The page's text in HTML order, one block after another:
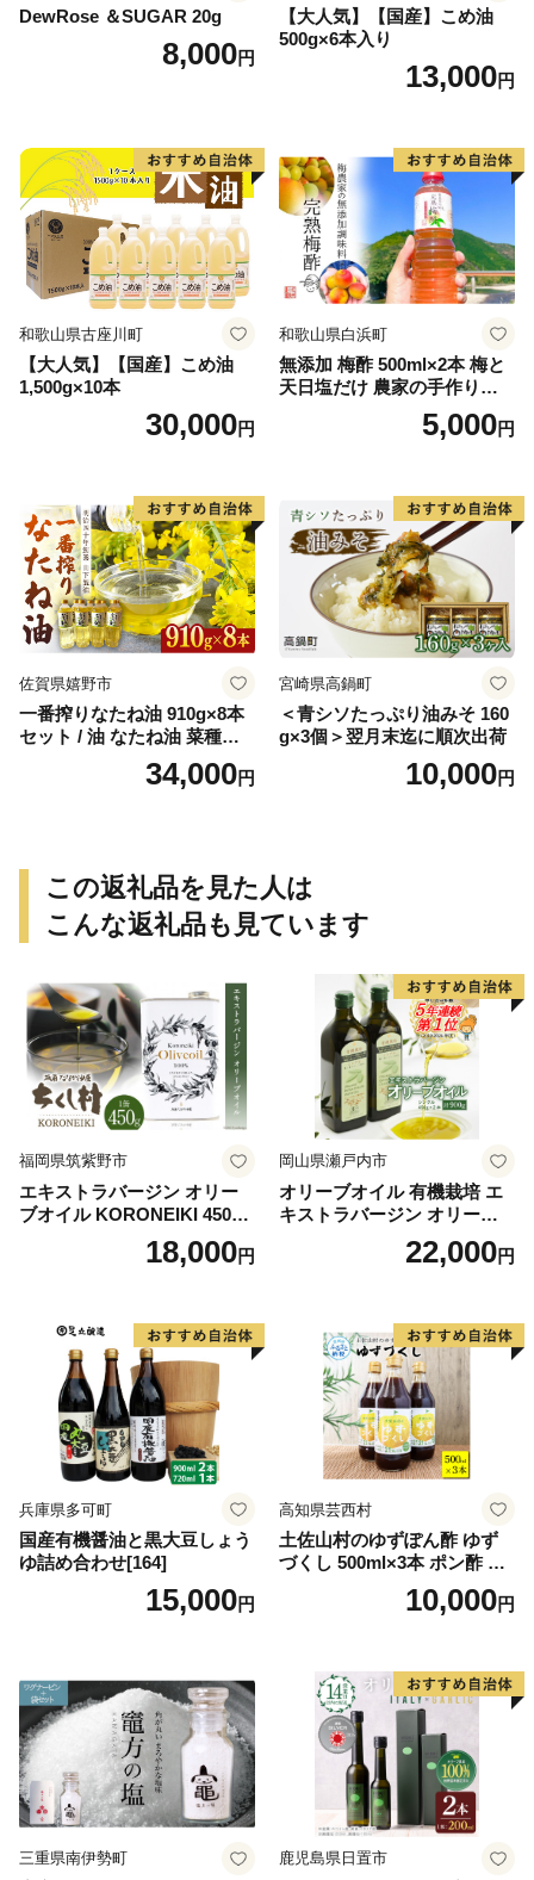
DewRose ＆SUGAR 20g
8,000円
【大人気】【国産】こめ油
500g×6本入り
13,000円
和歌山県古座川町
【大人気】【国産】こめ油
1,500g×10本
30,000円
和歌山県白浜町
無添加 梅酢 500ml×2本 梅と
天日塩だけ 農家の手作り完
5,000円
佐賀県嬉野市
一番搾りなたね油 910g×8本
セット / 油 なたね油 菜種油
ナタネ【山下製油】 [NBE00
34,000円
宮崎県高鍋町
＜青シソたっぷり油みそ 160
g×3個＞翌月末迄に順次出荷
10,000円
この返礼品を見た人は
こんな返礼品も見ています
福岡県筑紫野市
エキストラバージン オリー
ブオイル KORONEIKI 450g
[筑前たなか油屋 福岡県 筑紫
野市 21760403] 油 食用油 オ
18,000円
岡山県瀬戸内市
オリーブオイル 有機栽培 エ
キストラバージン オリーブ
オイル シングル 2本 セット
オーガニック 調味料 油 オリ
22,000円
兵庫県多可町
国産有機醤油と黒大豆しょう
ゆ詰め合わせ[164]
15,000円
高知県芸西村
土佐山村のゆずぽん酢 ゆず
づくし 500ml×3本 ポン酢 ポ
ンズ ゆず 柚子 調味料 さっぱ
り 美味しい おいしい 鍋 しゃ
10,000円
三重県南伊勢町 鹿児島県日置市